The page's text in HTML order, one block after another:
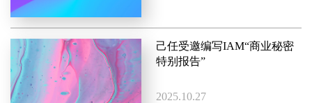
己任受邀编写IAM“商业秘密
特别报告”
2025.10.27